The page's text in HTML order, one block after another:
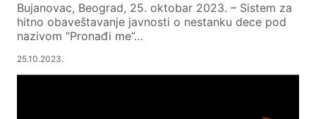
Bujanovac, Beograd, 25. oktobar 2023. – Sistem za
hitno obaveštavanje javnosti o nestanku dece pod
nazivom “Pronađi me”…
25.10.2023.